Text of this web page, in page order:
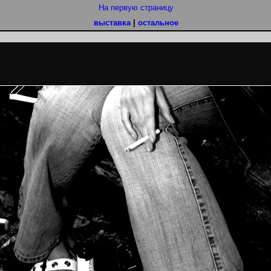
На первую страницу
выставка| остальное